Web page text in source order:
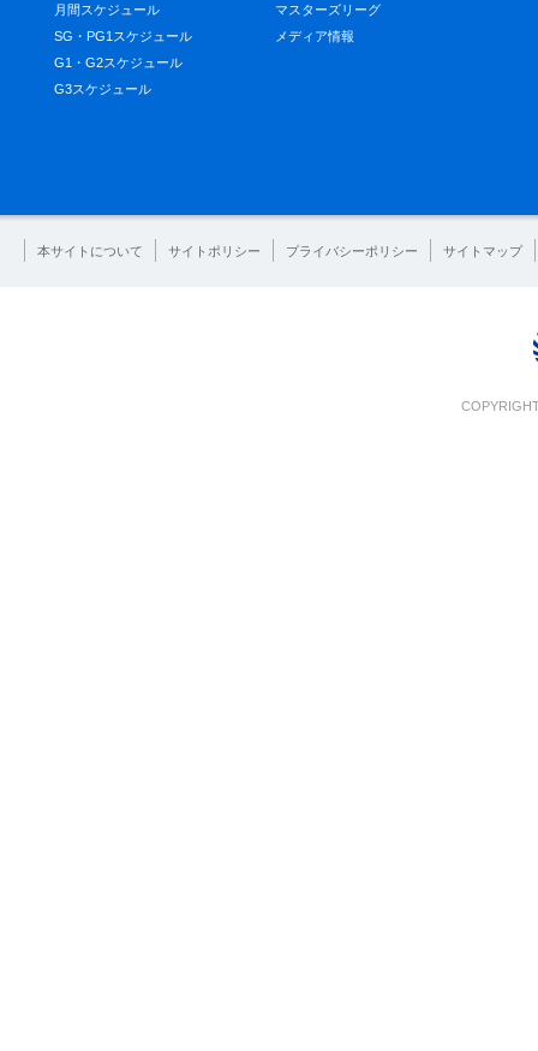
月間スケジュール
SG・PG1スケジュール
G1・G2スケジュール
G3スケジュール
マスターズリーグ
メディア情報
本サイトについて サイトポリシー プライバシーポリシー サイトマップ